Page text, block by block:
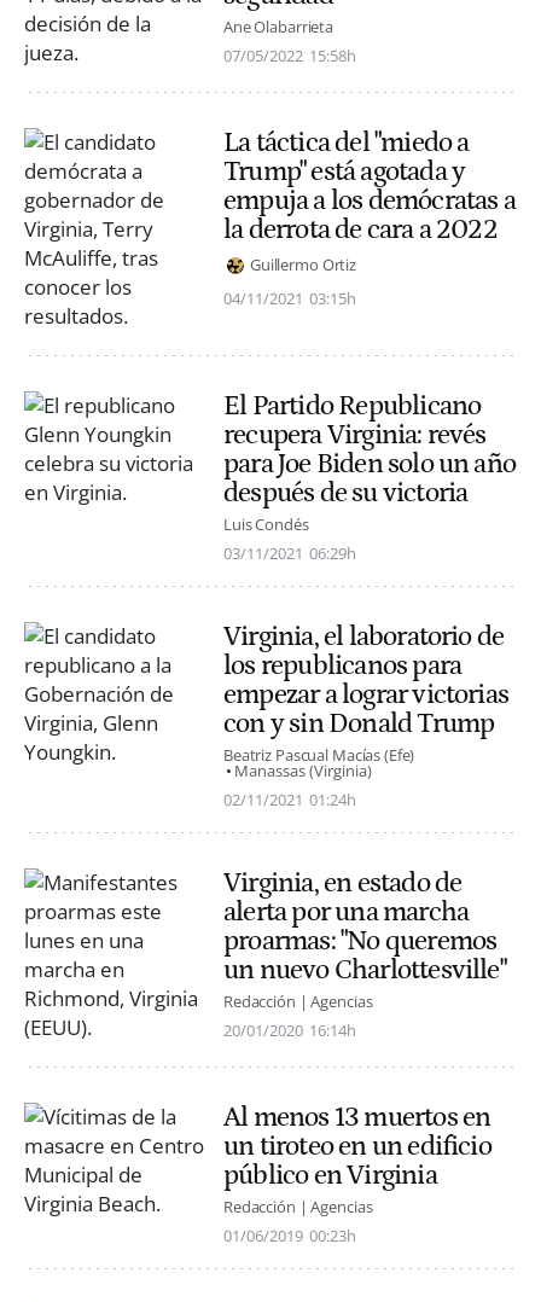
Ane Olabarrieta
07/05/2022 15:58h
La táctica del "miedo a
Trump" está agotada y
empuja a los demócratas a
la derrota de cara a 2022
Guillermo Ortiz
04/11/2021 03:15h
El Partido Republicano
recupera Virginia: revés
para Joe Biden solo un año
después de su victoria
Luis Condés
03/11/2021 06:29h
Virginia, el laboratorio de
los republicanos para
empezar a lograr victorias
con y sin Donald Trump
Beatriz Pascual Macías (Efe)
Manassas (Virginia)
02/11/2021 01:24h
Virginia, en estado de
alerta por una marcha
proarmas: "No queremos
un nuevo Charlottesville"
Redacción | Agencias
20/01/2020 16:14h
Al menos 13 muertos en
un tiroteo en un edificio
público en Virginia
Redacción | Agencias
01/06/2019 00:23h